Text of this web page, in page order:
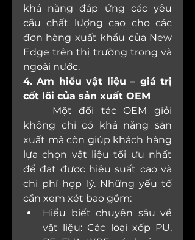
khả năng đáp ứng các yêu
cầu chất lượng cao cho các
đơn hàng xuất khẩu của New
Edge trên thị trường trong và
ngoài nước.
4. Am hiểu vật liệu – giá trị
cốt lõi của sản xuất OEM
không chỉ có khả năng sản
xuất mà còn giúp khách hàng
lựa chọn vật liệu tối ưu nhất
để đạt được hiệu suất cao và
chi phí hợp lý. Những yếu tố
cần xem xét bao gồm:
Hiểu biết chuyên sâu về
vật liệu: Các loại xốp PU,